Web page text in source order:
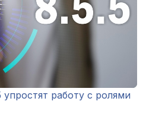
работу с ролями